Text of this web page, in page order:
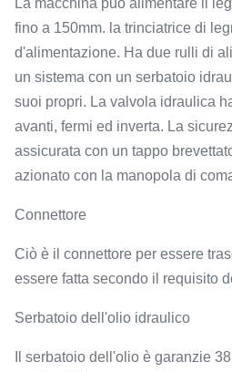
La macchina può alimentare il
fino a 150mm. la trinciatrice di
d'alimentazione. Ha due rulli di
un sistema con un serbatoio
suoi propri. La valvola idraulica
avanti, fermi ed inverta. La
assicurata con un tappo
azionato con la manopola di
Connettore
Ciò è il connettore per essere
essere fatta secondo il requisito
Serbatoio dell'olio idraulico
Il serbatoio dell'olio è garanzie